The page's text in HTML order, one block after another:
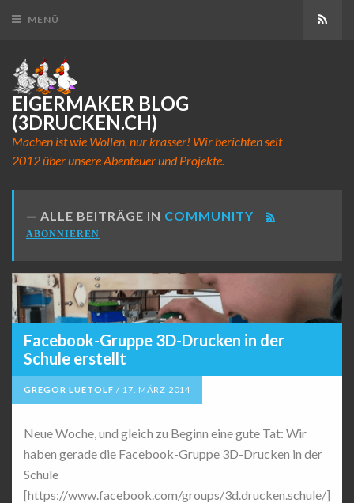
MENÜ
EIGERMAKER BLOG
(3DRUCKEN.CH)
Machen ist wie Wollen, nur krasser! Wir berichten seit
2012 über unsere Abenteuer und Projekte.
ALLE BEITRÄGE IN COMMUNITY
ABONNIEREN
Facebook-Gruppe 3D-Drucken in der
Schule erstellt
GREGOR LUETOLF / 17. MÄRZ 2014
Neue Woche, und gleich zu Beginn eine gute Tat: Wir
haben gerade die Facebook-Gruppe 3D-Drucken in der
Schule
[https://www.facebook.com/groups/3d.drucken.schule/]